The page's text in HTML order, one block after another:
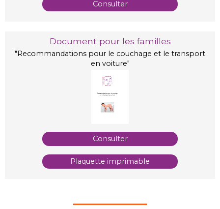
Consulter
Document pour les familles
"Recommandations pour le couchage et le transport
en voiture"
Consulter
Plaquette imprimable